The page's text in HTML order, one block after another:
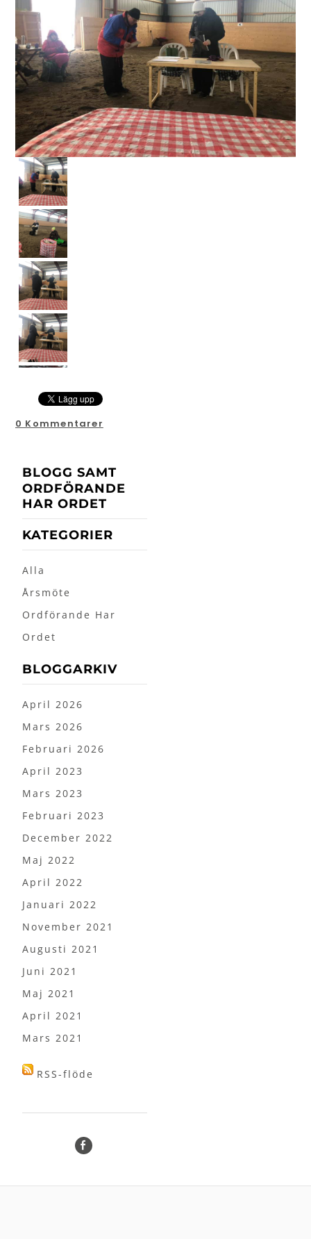
0 Kommentarer
BLOGG SAMT
ORDFÖRANDE
HAR ORDET
KATEGORIER
Alla
Årsmöte
Ordförande Har
Ordet
BLOGGARKIV
April 2026
Mars 2026
Februari 2026
April 2023
Mars 2023
Februari 2023
December 2022
Maj 2022
April 2022
Januari 2022
November 2021
Augusti 2021
Juni 2021
Maj 2021
April 2021
Mars 2021
RSS-flöde